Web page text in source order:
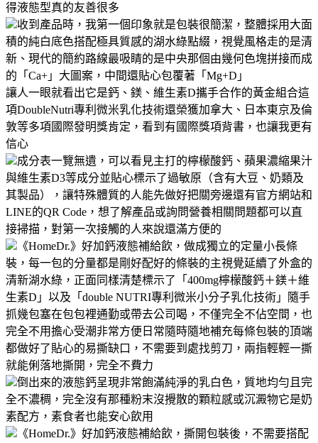
得液態型真的友善很多
收到產品時，我第一個印象就是包裝很簡潔，整體採用大面
積的純白底色搭配極具質感的湖水綠點綴，視覺風格走的是清
新、現代的簡約路線最吸睛的是中央那個由幾何色塊拼接而成
的「Ca+」大圖案，中間還貼心包覆著「Mg+D」
讓人一眼就看出它是鈣、鎂、維生素D攜手合作的黃金組合這
項DoubleNutri專利微米乳化技術還榮獲加拿大、日本東京及倫
敦等多項國際發明獎肯定，看到有國際獎項背書，也讓我更有
信心
成分表一覽無遺，可以看見主打的檸檬酸鈣、蘋果濃縮果汁
與維生素D3等成分並貼心標示了過敏原（含有大豆、奶類及
其製品），讓特殊體質的人能先做好把關旁邊還有官方網站和
LINE的QR Code，想了解產品或詢問營養相關問題都可以直
接掃描，對第一次接觸的人來說還滿方便的
《HomeDr.》好加鈣液態補給飲，做成獨立的定量小長條
裝，每一包的分量都是剛好配好的條裝的主視覺延續了外盒的
清新湖水綠，正面同樣清楚標示了「400mg檸檬酸鈣＋鎂＋維
生素D」以及「double NUTRI專利微米小分子乳化技術」隨手
抓幾包塞在包包裡通勤或帶去公司喝，不僅完全不佔空間，也
完全不用擔心受潮非常方便日常隨時隨地補充每條包裝的頂端
都做好了貼心的易撕缺口，不需要到處找剪刀，兩指輕輕一撕
就能俐落地撕開，完全不費力
倒出來的液態鈣呈現非常飽滿純淨的乳白色，質地均勻且完
全不濃稠，完全沒有那種粉末沒攪散的顆粒感或沉澱物它是奶
素配方，素食者也能安心飲用
《HomeDr.》好加鈣液態補給飲，撕開包裝後，不需要搭配